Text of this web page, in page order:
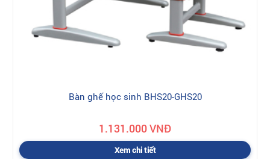
Bàn ghế học sinh BHS20-GHS20
1.131.000 VNĐ
Xem chi tiết